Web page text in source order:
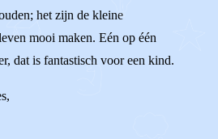
het zijn de kleine
mooi maken. Eén op één
dat is fantastisch voor een kind.